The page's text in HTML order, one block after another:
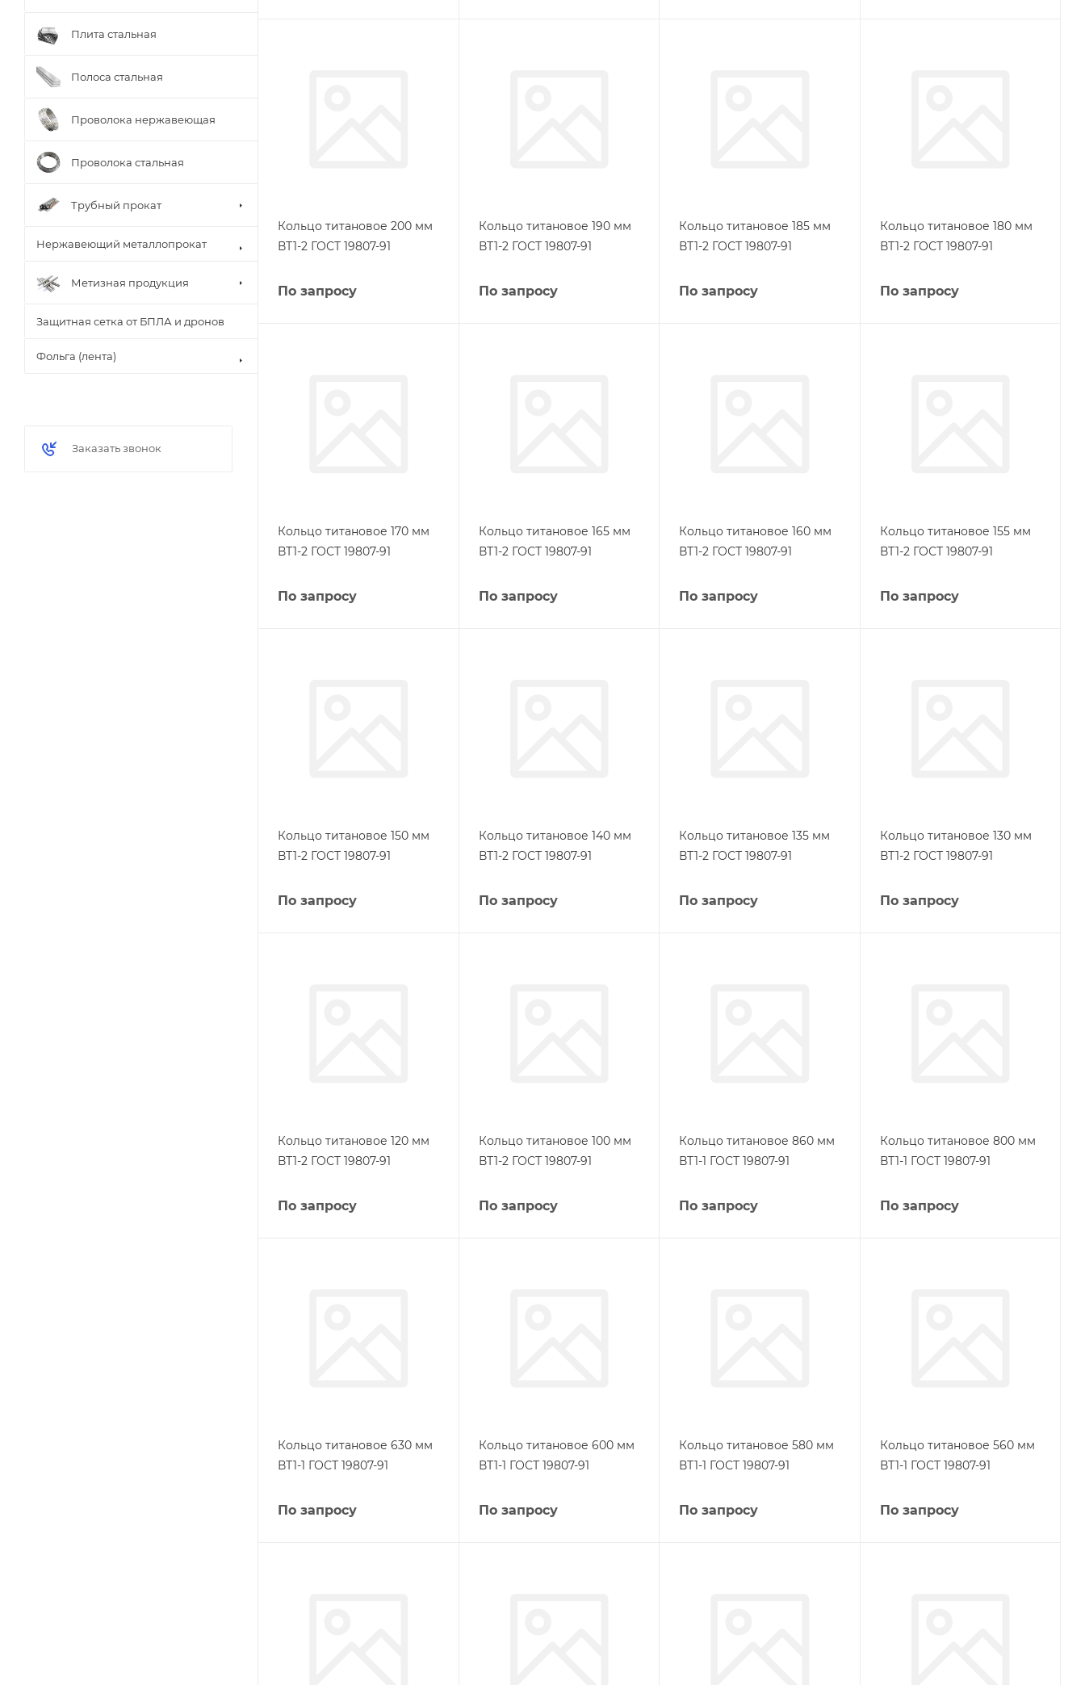
Кольцо титановое 200 мм
ВТ1-2 ГОСТ 19807-91
По запросу
Кольцо титановое 190 мм
ВТ1-2 ГОСТ 19807-91
По запросу
Кольцо титановое 185 мм
ВТ1-2 ГОСТ 19807-91
По запросу
Кольцо титановое 180 мм
ВТ1-2 ГОСТ 19807-91
По запросу
Кольцо титановое 170 мм
ВТ1-2 ГОСТ 19807-91
По запросу
Кольцо титановое 165 мм
ВТ1-2 ГОСТ 19807-91
По запросу
Кольцо титановое 160 мм
ВТ1-2 ГОСТ 19807-91
По запросу
Кольцо титановое 155 мм
ВТ1-2 ГОСТ 19807-91
По запросу
Кольцо титановое 150 мм
ВТ1-2 ГОСТ 19807-91
По запросу
Кольцо титановое 140 мм
ВТ1-2 ГОСТ 19807-91
По запросу
Кольцо титановое 135 мм
ВТ1-2 ГОСТ 19807-91
По запросу
Кольцо титановое 130 мм
ВТ1-2 ГОСТ 19807-91
По запросу
Кольцо титановое 120 мм
ВТ1-2 ГОСТ 19807-91
По запросу
Кольцо титановое 100 мм
ВТ1-2 ГОСТ 19807-91
По запросу
Кольцо титановое 860 мм
ВТ1-1 ГОСТ 19807-91
По запросу
Кольцо титановое 800 мм
ВТ1-1 ГОСТ 19807-91
По запросу
Кольцо титановое 630 мм
ВТ1-1 ГОСТ 19807-91
По запросу
Кольцо титановое 600 мм
ВТ1-1 ГОСТ 19807-91
По запросу
Кольцо титановое 580 мм
ВТ1-1 ГОСТ 19807-91
По запросу
Кольцо титановое 560 мм
ВТ1-1 ГОСТ 19807-91
По запросу
Плита стальная
Полоса стальная
Проволока нержавеющая
Проволока стальная
Трубный прокат
Нержавеющий металлопрокат
Метизная продукция
Защитная сетка от БПЛА и дронов
Фольга (лента)
Заказать звонок